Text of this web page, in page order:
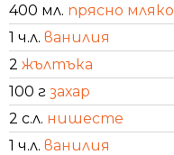
400 мл. прясно мляко
1 ч.л. ванилия
2 жълтъка
100 г захар
2 с.л. нишесте
1 ч.л. ванилия